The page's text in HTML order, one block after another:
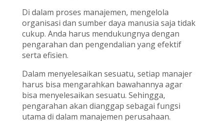
Di dalam proses manajemen, mengelola
organisasi dan sumber daya manusia saja tidak
cukup. Anda harus mendukungnya dengan
pengarahan dan pengendalian yang efektif
serta efisien.
Dalam menyelesaikan sesuatu, setiap manajer
harus bisa mengarahkan bawahannya agar
bisa menyelesaikan sesuatu. Sehingga,
pengarahan akan dianggap sebagai fungsi
utama di dalam manajemen perusahaan.